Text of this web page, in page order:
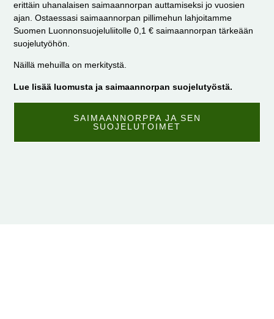
erittäin uhanalaisen saimaannorpan auttamiseksi jo vuosien
ajan. Ostaessasi saimaannorpan pillimehun lahjoitamme
Suomen Luonnonsuojeluliitolle 0,1 € saimaannorpan tärkeään
suojelutyöhön.
Näillä mehuilla on merkitystä.
Lue lisää luomusta ja saimaannorpan suojelutyöstä.
SAIMAANNORPPA JA SEN
SUOJELUTOIMET